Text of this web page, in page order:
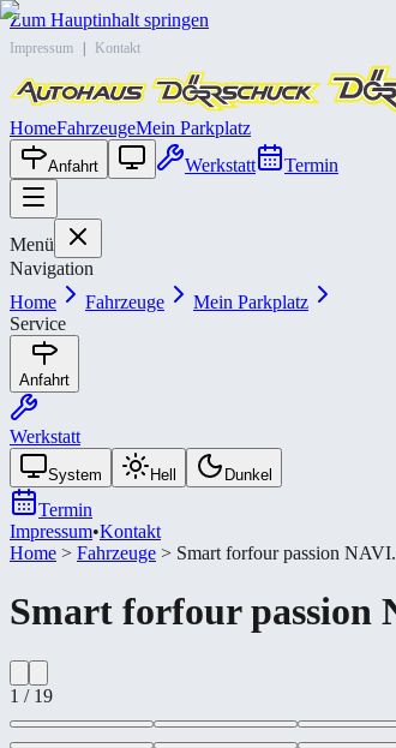
Zum Hauptinhalt springen
Impressum Kontakt
HomeFahrzeugeMein Parkplatz
Anfahrt Werkstatt Termin
Menü
Navigation
Home
Fahrzeuge
Mein Parkplatz
Service
Anfahrt
Werkstatt
System Hell Dunkel
Termin
Impressum•Kontakt
Home > Fahrzeuge > Smart forfour passion
Smart forfour passion
1 / 19